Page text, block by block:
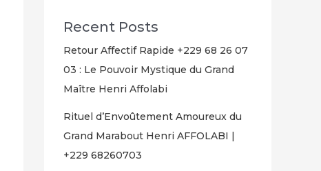
Recent Posts
Retour Affectif Rapide +229 68 26 07
03 : Le Pouvoir Mystique du Grand
Maître Henri Affolabi
Rituel d’Envoûtement Amoureux du
Grand Marabout Henri AFFOLABI |
+229 68260703